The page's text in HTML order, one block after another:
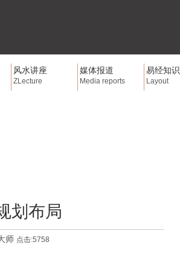
风水讲座
ZLecture
媒体报道
Media reports
易经知识
Layout
划布局
师 点击:5758